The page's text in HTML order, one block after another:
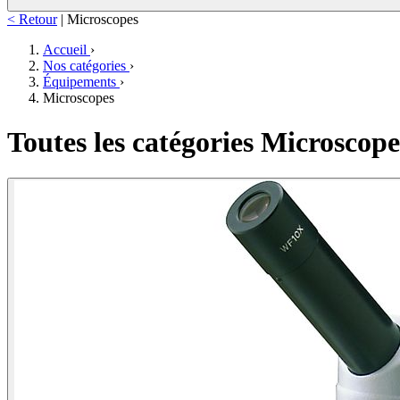
< Retour | Microscopes
Accueil ›
Nos catégories ›
Équipements ›
Microscopes
Toutes les catégories